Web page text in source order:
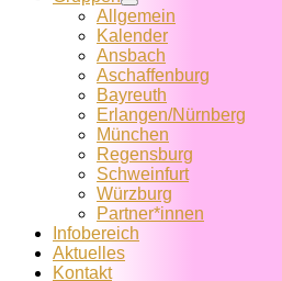
Allgemein
Kalender
Ansbach
Aschaffenburg
Bayreuth
Erlangen/Nürnberg
München
Regensburg
Schweinfurt
Würzburg
Partner*innen
Infobereich
Aktuelles
Kontakt